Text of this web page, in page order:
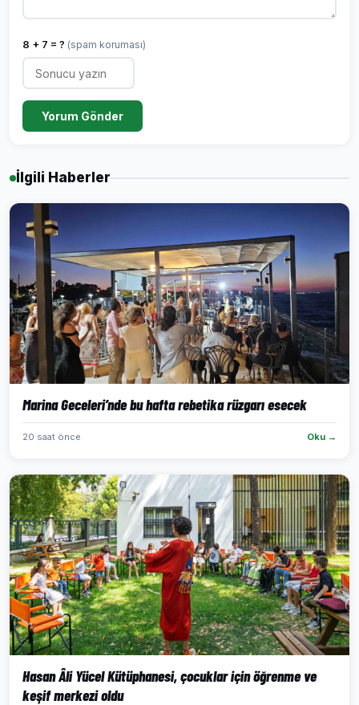
8 + 7 = ? (spam koruması)
Yorum Gönder
İlgili Haberler
Marina Geceleri’nde bu hafta rebetika rüzgarı esecek
20 saat önce Oku →
Hasan Âli Yücel Kütüphanesi, çocuklar için öğrenme ve
keşif merkezi oldu